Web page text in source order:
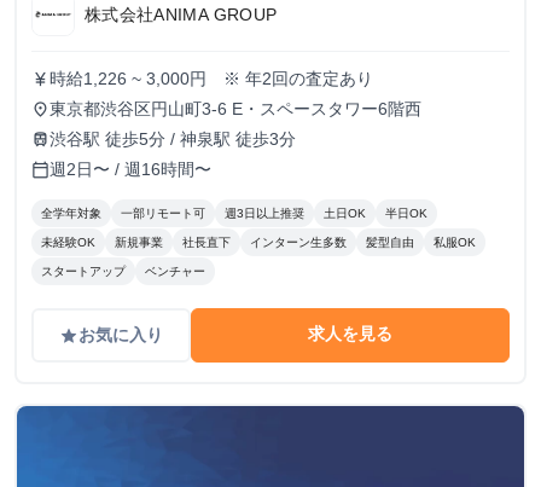
株式会社ANIMA GROUP
currency_yen 時給1,226 ~ 3,000円 ※ 年2回の査定あり
place東京都渋谷区円山町3-6 E・スペースタワー6階西
train渋谷駅 徒歩5分 / 神泉駅 徒歩3分
calendar_today週2日〜 / 週16時間〜
全学年対象 一部リモート可 週3日以上推奨 土日OK 半日OK
未経験OK 新規事業 社長直下 インターン生多数 髪型自由 私服OK
スタートアップ ベンチャー
gradeお気に入り 求人を見る